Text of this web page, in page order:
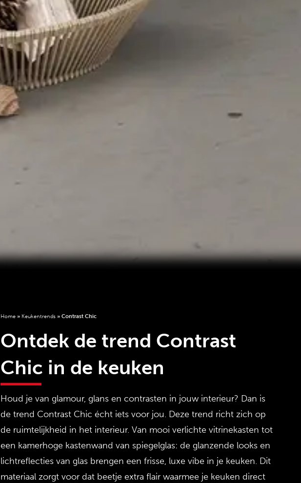
Home » Keukentrends » Contrast Chic
Ontdek de trend Contrast
Chic in de keuken
Houd je van glamour, glans en contrasten in jouw interieur? Dan is
de trend Contrast Chic écht iets voor jou. Deze trend richt zich op
de ruimtelijkheid in het interieur. Van mooi verlichte vitrinekasten tot
een kamerhoge kastenwand van spiegelglas: de glanzende looks en
lichtreflecties van glas brengen een frisse, luxe vibe in je keuken. Dit
materiaal zorgt voor dat beetje extra flair waarmee je keuken direct